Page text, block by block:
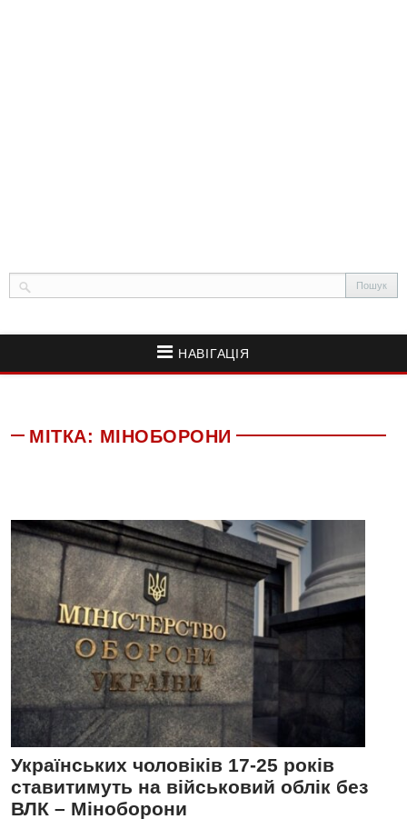
НАВІГАЦІЯ
МІТКА: МІНОБОРОНИ
Українських чоловіків 17-25 років
ставитимуть на військовий облік без
ВЛК – Міноборони